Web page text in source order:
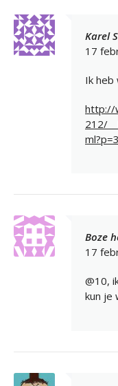
Karel
17
Ik heb
http://
212/
Boze
17
@10,
kun je